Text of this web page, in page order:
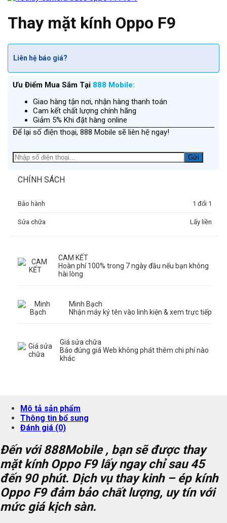
Thay mặt kính Oppo F9
Liên hệ báo giá?
Ưu Điểm Mua Sắm Tại 888 Mobile:
Giao hàng tận nơi, nhận hàng thanh toán
Cam kết chất lượng chính hãng
Giảm 5% Khi đặt hàng online
Để lại số điện thoại, 888 Mobile sẽ liên hệ ngay!
CHÍNH SÁCH
Bảo hành 1 đổi 1
Sửa chữa Lấy liền
CAM KẾT
Hoàn phí 100% trong 7 ngày đầu nếu bạn không
hài lòng
Minh Bạch
Nhận máy ký tên vào linh kiện & xem trực tiếp
Giá sửa chữa
Báo đúng giá Web không phát thêm chi phí nào
khác
Mô tả sản phẩm
Thông tin bổ sung
Đánh giá (0)
Đến với888Mobile, bạn sẽ được thay
mặt kính Oppo F9 lấy ngay chỉ sau 45
đến 90 phút. Dịch vụ thay kinh – ép kính
Oppo F9 đảm bảo chất lượng, uy tín với
mức giá kịch sàn.